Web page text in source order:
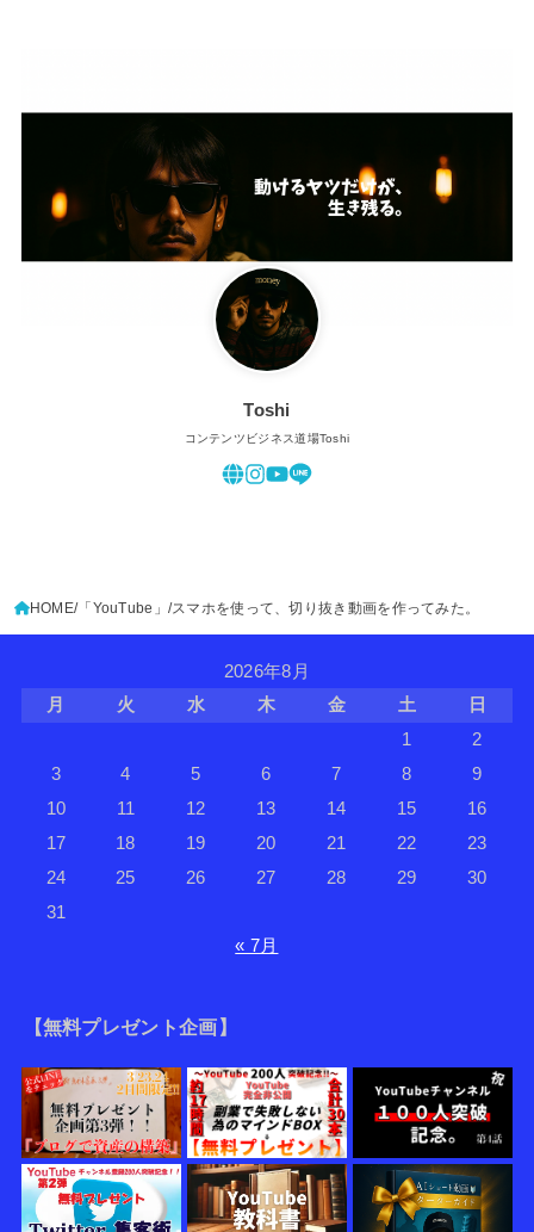
Toshi
コンテンツビジネス道場Toshi
HOME 「YouTube」 スマホを使って、切り抜き動画を作ってみた。
2026年8月
月
火 水 木 金 土
日
1
2
3
4 5 6 7 8
9
10
11 12 13 14 15
16
17
18 19 20 21 22
23
24
25 26 27 28 29
30
31
« 7月
【無料プレゼント企画】